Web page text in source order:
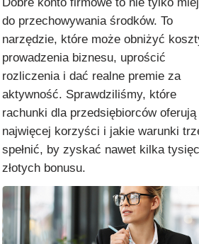
do przechowywania środków. To
narzędzie, które może obniżyć
prowadzenia biznesu, uprościć
rozliczenia i dać realne premie za
aktywność. Sprawdziliśmy, które
rachunki dla przedsiębiorców
najwięcej korzyści i jakie warunki
spełnić, by zyskać nawet kilka
złotych bonusu.